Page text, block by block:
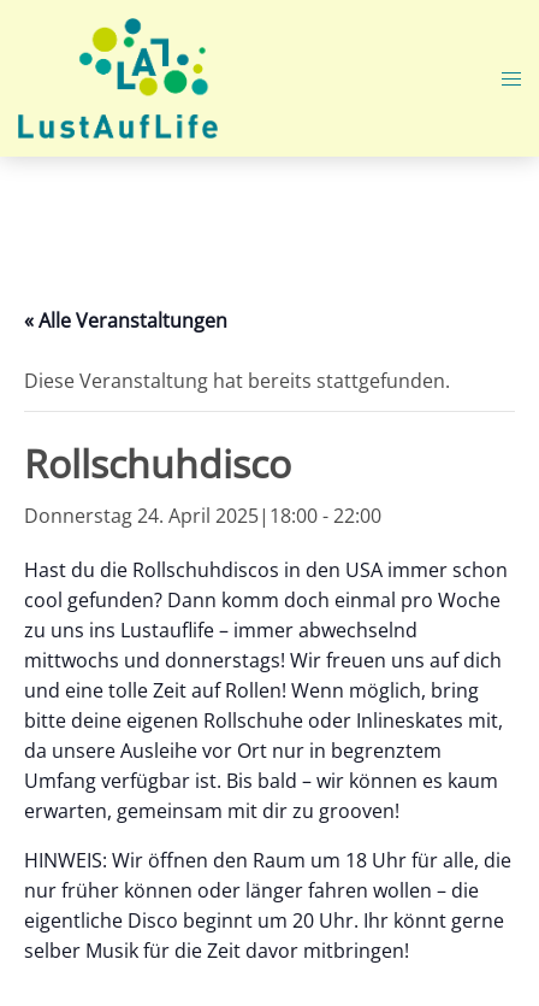
« Alle Veranstaltungen
Diese Veranstaltung hat bereits stattgefunden.
Rollschuhdisco
Donnerstag 24. April 2025|18:00-22:00
Hast du die Rollschuhdiscos in den USA immer schon
cool gefunden? Dann komm doch einmal pro Woche
zu uns ins Lustauflife – immer abwechselnd
mittwochs und donnerstags! Wir freuen uns auf dich
und eine tolle Zeit auf Rollen! Wenn möglich, bring
bitte deine eigenen Rollschuhe oder Inlineskates mit,
da unsere Ausleihe vor Ort nur in begrenztem
Umfang verfügbar ist. Bis bald – wir können es kaum
erwarten, gemeinsam mit dir zu grooven!
HINWEIS: Wir öffnen den Raum um 18 Uhr für alle, die
nur früher können oder länger fahren wollen – die
eigentliche Disco beginnt um 20 Uhr. Ihr könnt gerne
selber Musik für die Zeit davor mitbringen!